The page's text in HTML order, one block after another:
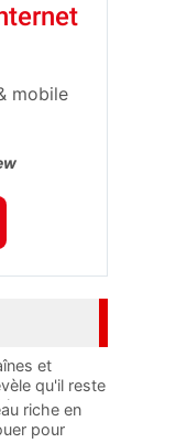
mobile
et
qu'il reste
riche en
pour